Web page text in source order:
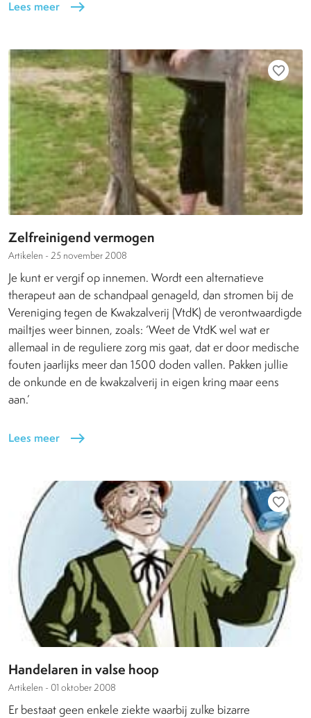
Lees meer east
favorite_border
Zelfreinigend vermogen
Artikelen - 25 november 2008
Je kunt er vergif op innemen. Wordt een alternatieve
therapeut aan de schandpaal genageld, dan stromen bij de
Vereniging tegen de Kwakzalverij (VtdK) de verontwaardigde
mailtjes weer binnen, zoals: ‘Weet de VtdK wel wat er
allemaal in de reguliere zorg mis gaat, dat er door medische
fouten jaarlijks meer dan 1500 doden vallen. Pakken jullie
de onkunde en de kwakzalverij in eigen kring maar eens
aan.’
Lees meer east
favorite_border
Handelaren in valse hoop
Artikelen - 01 oktober 2008
Er bestaat geen enkele ziekte waarbij zulke bizarre